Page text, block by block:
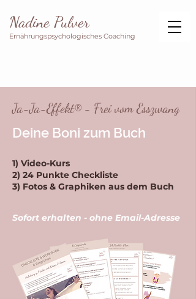
Nadine Pulver
Ernährungspsychologisches Coaching
Ja-Ja-Effekt® - Frei vom Esszwang
Deine Boni zum Buch
1) Video-Kurs
2) 24 Punkte Checkliste
3) Fotos & Graphiken aus dem Buch
Sofort erhalten - ohne Email-Adresse